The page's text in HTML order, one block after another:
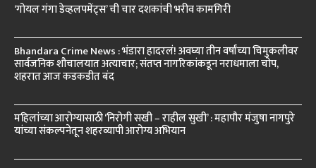
‘गोयल गंगा डेव्हलपमेंट्स’ ची चार दशकांची भरीव कामगिरी
Bhandara Crime News : भंडारा हादरलं! अवघ्या तीन वर्षांच्या चिमुकलीवर
सार्वजनिक शौचालयात अत्याचार; संतप्त नागरिकांकडून नराधमाला चोप,
शहरात आज कडकडीत बंद
महिलांच्या आरोग्यासाठी ‘निरोगी सखी – राहील सुखी’ : महापौर मंजुषा नागपुरे
यांच्या संकल्पनेतून शहरव्यापी आरोग्य अभियान